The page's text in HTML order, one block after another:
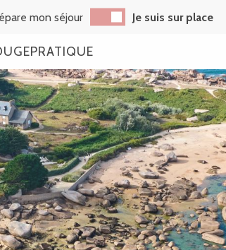
mon séjour Je suis sur place
PRATIQUE